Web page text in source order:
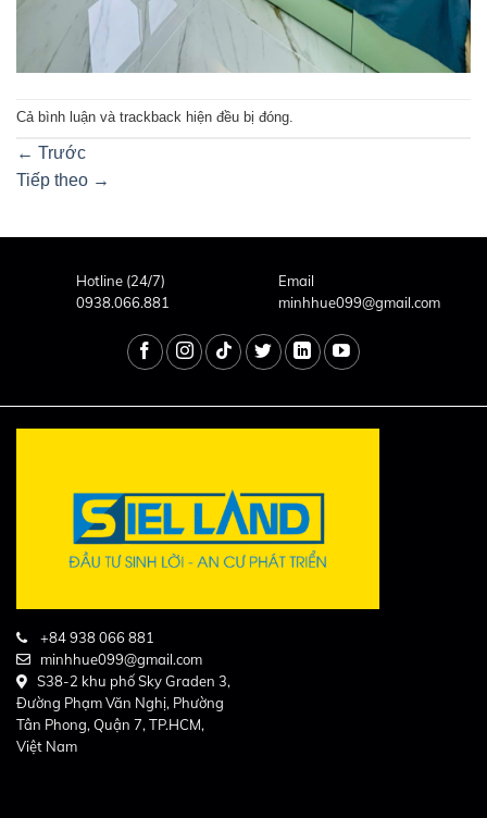
Cả bình luận và trackback hiện đều bị đóng.
← Trước
Tiếp theo →
Hotline (24/7)
0938.066.881
Email
minhhue099@gmail.com
+84 938 066 881
minhhue099@gmail.com
S38-2 khu phố Sky Graden 3,
Đường Phạm Văn Nghị, Phường
Tân Phong, Quận 7, TP.HCM,
Việt Nam